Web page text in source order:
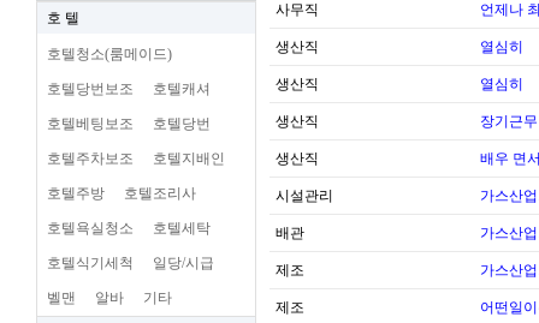
호 텔
호텔청소(룸메이드)
호텔당번보조 호텔캐셔
호텔베팅보조 호텔당번
호텔주차보조 호텔지배인
호텔주방 호텔조리사
호텔욕실청소 호텔세탁
호텔식기세척 일당/시급
벨맨 알바 기타
사무직 언제나
생산직 열심히
생산직 열심히
생산직 장기근
생산직 배우 면
시설관리 가스산
배관 가스산
제조 가스산
제조 어떤일